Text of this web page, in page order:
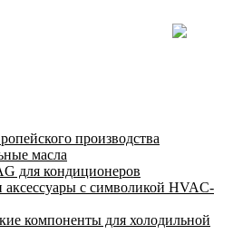
производства
масла
для кондиционеров
с символикой HVAC-
компоненты для холодильной